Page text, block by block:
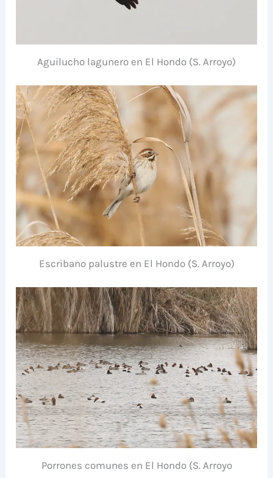
Aguilucho lagunero en El Hondo (S. Arroyo)
Escribano palustre en El Hondo (S. Arroyo)
Porrones comunes en El Hondo (S. Arroyo